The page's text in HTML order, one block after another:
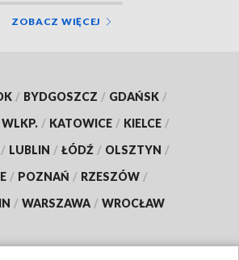
ZOBACZ WIĘCEJ
/ BYDGOSZCZ / GDAŃSK /
/ KATOWICE / KIELCE /
/ LUBLIN / ŁÓDŹ / OLSZTYN /
/ POZNAŃ / RZESZÓW /
/ WARSZAWA / WROCŁAW